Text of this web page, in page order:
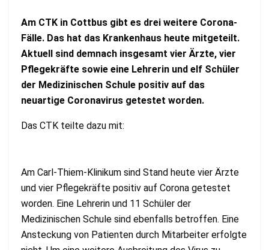
Am CTK in Cottbus gibt es drei weitere Corona-
Fälle. Das hat das Krankenhaus heute mitgeteilt.
Aktuell sind demnach insgesamt vier Ärzte, vier
Pflegekräfte sowie eine Lehrerin und elf Schüler
der Medizinischen Schule positiv auf das
neuartige Coronavirus getestet worden.
Das CTK teilte dazu mit:
Am Carl-Thiem-Klinikum sind Stand heute vier Ärzte
und vier Pflegekräfte positiv auf Corona getestet
worden. Eine Lehrerin und 11 Schüler der
Medizinischen Schule sind ebenfalls betroffen. Eine
Ansteckung von Patienten durch Mitarbeiter erfolgte